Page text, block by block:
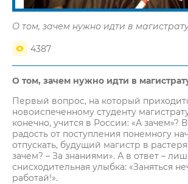
О том, зачем нужно идти в
4387
О том, зачем нужно идти в
Первый вопрос, на который
новоиспеченному студенту
конечно, учится в России: «А зачем»?
радость от поступления понемногу
отпускать, будущий магистр в
зачем? – За знаниями». А в ответ –
снисходительная улыбка: «Заняться
работай!».